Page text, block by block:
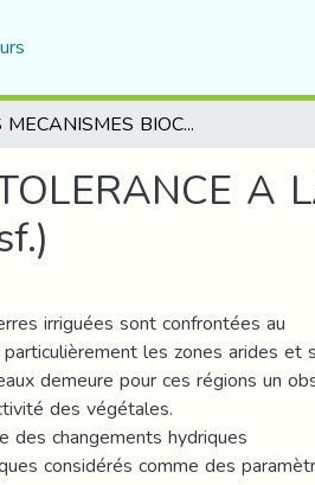
LES MECANISMES BIOCHIMIQUES DE TOLERANCE A LA SALINITE CHEZ LE BLE DUR (Triticum Durum Desf.)
A
irriguées sont confrontées au
les zones arides et
demeure pour ces régions un
des végétales.
des changements hydriques
considérés comme des